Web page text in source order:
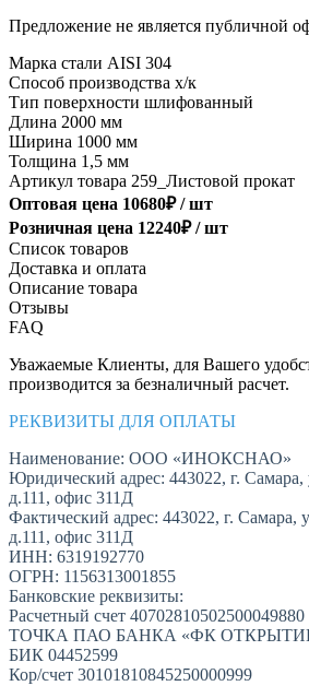
Предложение не является публичной
Марка стали AISI 304
Способ производства х/к
Тип поверхности шлифованный
Длина 2000 мм
Ширина 1000 мм
Толщина 1,5 мм
Артикул товара 259_Листовой прокат
Оптовая цена 10680₽ /шт
Розничная цена 12240₽ /шт
Список товаров
Доставка и оплата
Описание товара
Отзывы
FAQ
Уважаемые Клиенты, для Вашего
производится за безналичный расчет.
РЕКВИЗИТЫ ДЛЯ ОПЛАТЫ
Наименование: ООО «ИНОКСНАО»
Юридический адрес: 443022, г. Самара,
д.111, офис 311Д
Фактический адрес: 443022, г. Самара,
д.111, офис 311Д
ИНН: 6319192770
ОГРН: 1156313001855
Банковские реквизиты:
Расчетный счет 40702810502500049880
ТОЧКА ПАО БАНКА «ФК
БИК 04452599
Кор/счет 30101810845250000999